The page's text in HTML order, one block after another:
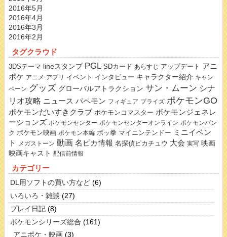
2016年5月
2016年4月
2016年3月
2016年2月
タグクラウド
3DSテーマ lineスタンプ PGL SDカード あらすじ アップデート アニ
ポケ アニメ アプリ イベント インタビュー キャラクター紹介 キャン
ペーン グッズ グローバルアトラクション サン・ムーン シナ
リオ攻略 ニュース パペモン フィギュア プライズ ポケモンGO
ポケモンだいすきクラブ ポケモンコマスター ポケモンジェネレ
ーションズ ポケモンセンター ポケモンセンターオンライン ポケモンバン
ク ポケモン映画 ポケモン本編 ポッ拳 マイニンテンドー ミニイベン
ト
メガストーン 動画 名ピカ情報 名探偵ピカチュウ 大会 実写 映画
映画キャスト 配信前情報
カテゴリー
DL用ソフトの買い方など (6)
いろいろ・雑談 (27)
プレイ日記 (8)
ポケモンシリーズ総合 (161)
アニポケ・映画 (3)